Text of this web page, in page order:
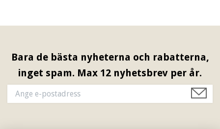
Bara de bästa nyheterna och rabatterna,
inget spam. Max 12 nyhetsbrev per år.